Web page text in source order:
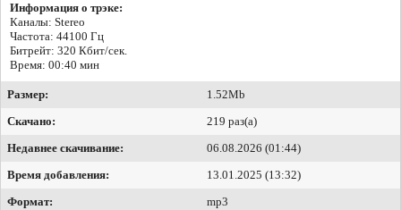
Информация о трэке:
Каналы: Stereo
Частота: 44100 Гц
Битрейт: 320 Кбит/сек.
Время: 00:40 мин
Размер:
1.52Mb
Скачано:
219 раз(а)
Недавнее скачивание:
06.08.2026 (01:44)
Время добавления:
13.01.2025 (13:32)
Формат:
mp3